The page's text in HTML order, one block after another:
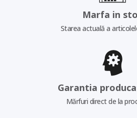
Marfa in
Starea actuală a
Garantia
Mărfuri direct de la